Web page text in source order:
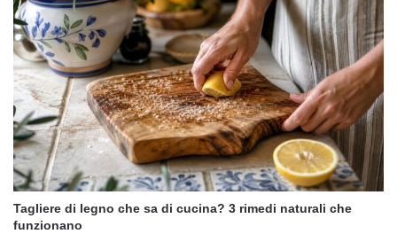
Tagliere di legno che sa di cucina? 3 rimedi naturali che
funzionano